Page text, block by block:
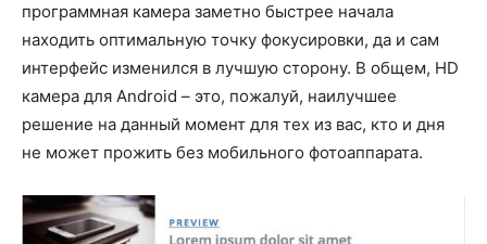
программная камера заметно быстрее начала
находить оптимальную точку фокусировки, да и сам
интерфейс изменился в лучшую сторону. В общем, HD
камера для Android – это, пожалуй, наилучшее
решение на данный момент для тех из вас, кто и дня
не может прожить без мобильного фотоаппарата.